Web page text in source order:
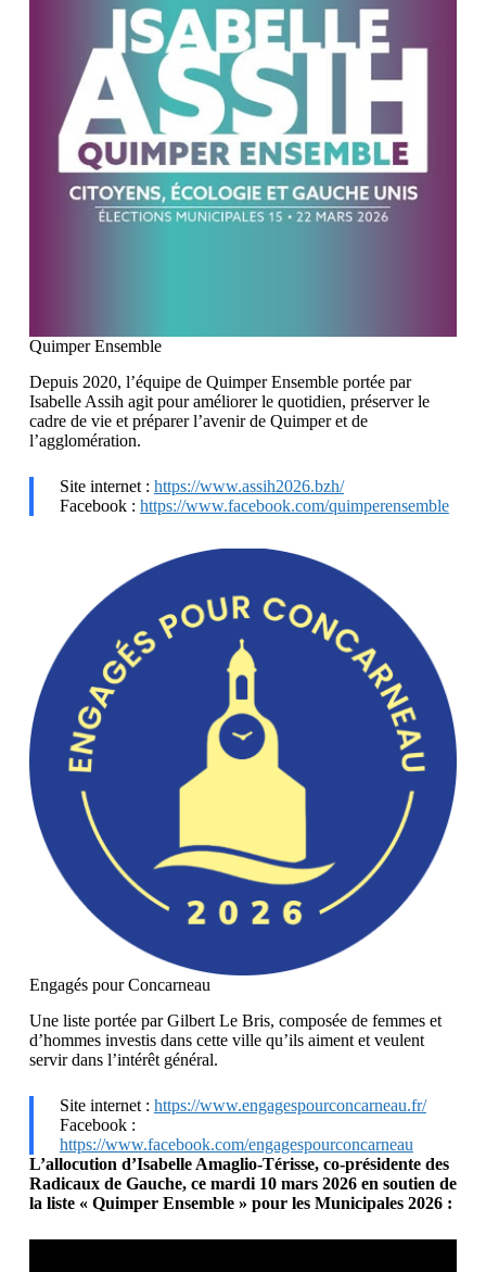
Quimper Ensemble
Depuis 2020, l’équipe de Quimper Ensemble portée par
Isabelle Assih agit pour améliorer le quotidien, préserver le
cadre de vie et préparer l’avenir de Quimper et de
l’agglomération.
Site internet : https://www.assih2026.bzh/
Facebook : https://www.facebook.com/quimperensemble
Engagés pour Concarneau
Une liste portée par Gilbert Le Bris, composée de femmes et
d’hommes investis dans cette ville qu’ils aiment et veulent
servir dans l’intérêt général.
Site internet : https://www.engagespourconcarneau.fr/
Facebook :
https://www.facebook.com/engagespourconcarneau
L’allocution d’Isabelle Amaglio-Térisse, co-présidente des
Radicaux de Gauche, ce mardi 10 mars 2026 en soutien de
la liste « Quimper Ensemble » pour les Municipales 2026 :